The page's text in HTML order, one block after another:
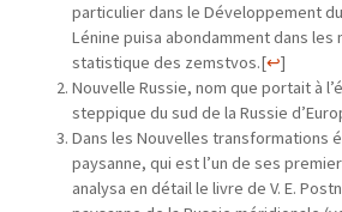
particulier dans le Développement
Lénine puisa abondamment dans les
statistique des zemstvos.[↩]
Nouvelle Russie, nom que portait à
steppique du sud de la Russie
Dans les Nouvelles transformations
paysanne, qui est l’un de ses
analysa en détail le livre de V. E.